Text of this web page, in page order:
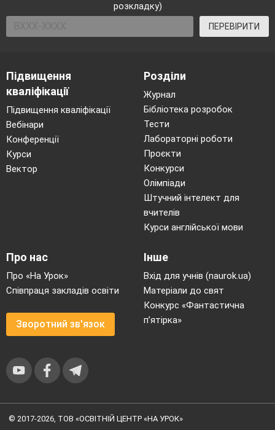
розкладку)
ПЕРЕВІРИТИ
Підвищення
кваліфікації
Підвищення кваліфікації
Вебінари
Конференції
Курси
Вектор
Розділи
Журнал
Бібліотека розробок
Тести
Лабораторні роботи
Проєкти
Конкурси
Олімпіади
Штучний інтелект для
вчителів
Курси англійської мови
Про нас
Про «На Урок»
Співпраця закладів освіти
Зворотний зв'язок
Інше
Вхід для учнів (naurok.ua)
Матеріали до свят
Конкурс «Фантастична
п’ятірка»
© 2017-2026, ТОВ «ОСВІТНІЙ ЦЕНТР «НА УРОК»